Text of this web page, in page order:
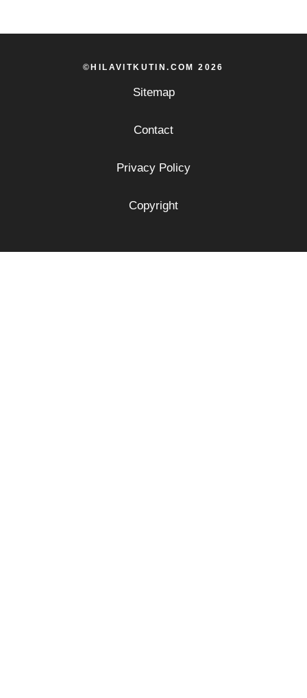
©HILAVITKUTIN.COM 2026
Sitemap
Contact
Privacy Policy
Copyright